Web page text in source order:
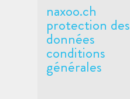
naxoo.ch
protection des
données
conditions
générales